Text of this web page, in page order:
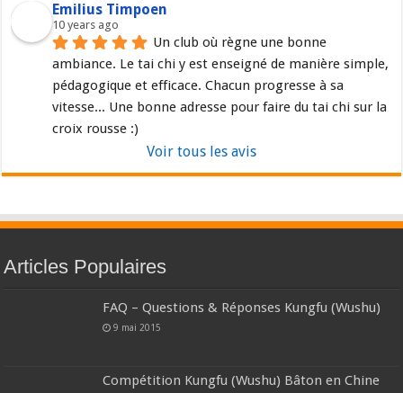
Emilius Timpoen
10 years ago
Un club où règne une bonne
ambiance. Le tai chi y est enseigné de manière simple,
pédagogique et efficace. Chacun progresse à sa
vitesse... Une bonne adresse pour faire du tai chi sur la
croix rousse :)
Voir tous les avis
Articles Populaires
FAQ – Questions & Réponses Kungfu (Wushu)
9 mai 2015
Compétition Kungfu (Wushu) Bâton en Chine